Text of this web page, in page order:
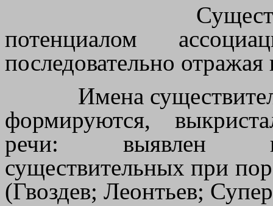
потенциалом
последовательно
Имена
формируются,
речи: выявлен
существительных при
(Гвоздев; Леонтьев;